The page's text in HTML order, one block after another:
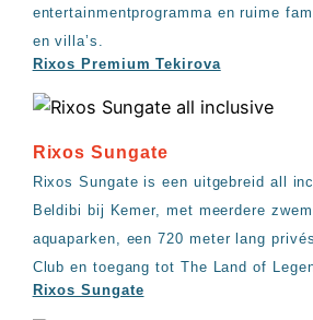
entertainmentprogramma en ruime
en villa’s.
Rixos Premium Tekirova
Rixos Sungate
Rixos Sungate is een uitgebreid all
Beldibi bij Kemer, met meerdere
aquaparken, een 720 meter lang
Club en toegang tot The Land of
Rixos Sungate